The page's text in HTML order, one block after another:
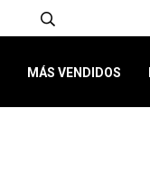
MÁS VENDIDOS